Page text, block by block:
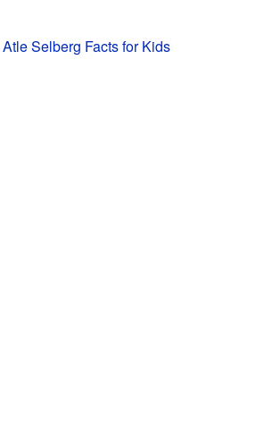
Atle Selberg Facts for Kids